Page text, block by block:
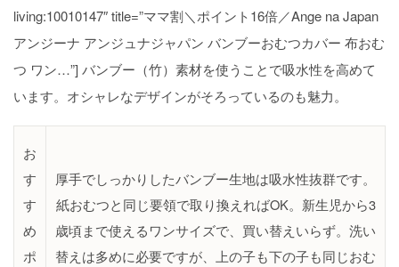
living:10010147″ title=”ママ割＼ポイント16倍／Ange na Japan
アンジーナ アンジュナジャパン バンブーおむつカバー 布おむ
つ ワン…”] バンブー（竹）素材を使うことで吸水性を高めて
います。オシャレなデザインがそろっているのも魅力。
お
す
す
め
ポ
厚手でしっかりしたバンブー生地は吸水性抜群です。
紙おむつと同じ要領で取り換えればOK。新生児から3
歳頃まで使えるワンサイズで、買い替えいらず。洗い
替えは多めに必要ですが、上の子も下の子も同じおむ